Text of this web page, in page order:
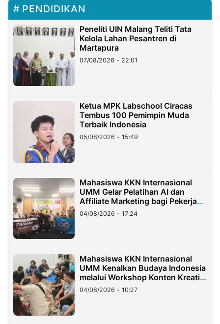
PENDIDIKAN
Peneliti UIN Malang Teliti Tata
Kelola Lahan Pesantren di
Martapura
07/08/2026 - 22:01
Ketua MPK Labschool Ciracas
Tembus 100 Pemimpin Muda
Terbaik Indonesia
05/08/2026 - 15:49
Mahasiswa KKN Internasional
UMM Gelar Pelatihan AI dan
Affiliate Marketing bagi Pekerja
Migran Indonesia di Taiwan
04/08/2026 - 17:24
Mahasiswa KKN Internasional
UMM Kenalkan Budaya Indonesia
melalui Workshop Konten Kreatif
di Taiwan
04/08/2026 - 10:27